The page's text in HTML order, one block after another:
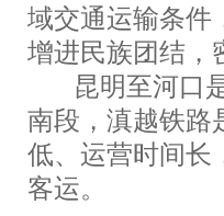
域交通运输条件
增进民族团结，
昆明至河口是
南段，滇越铁路
低、运营时间长
客运。